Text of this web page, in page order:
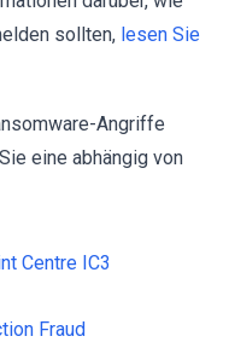
sollten, lesen Sie
Angriffe
eine abhängig von
Centre IC3
Fraud